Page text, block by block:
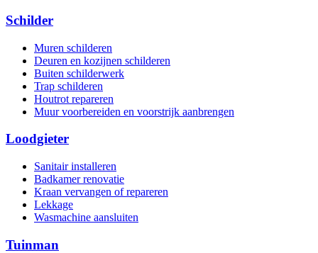
Schilder
Muren schilderen
Deuren en kozijnen schilderen
Buiten schilderwerk
Trap schilderen
Houtrot repareren
Muur voorbereiden en voorstrijk aanbrengen
Loodgieter
Sanitair installeren
Badkamer renovatie
Kraan vervangen of repareren
Lekkage
Wasmachine aansluiten
Tuinman